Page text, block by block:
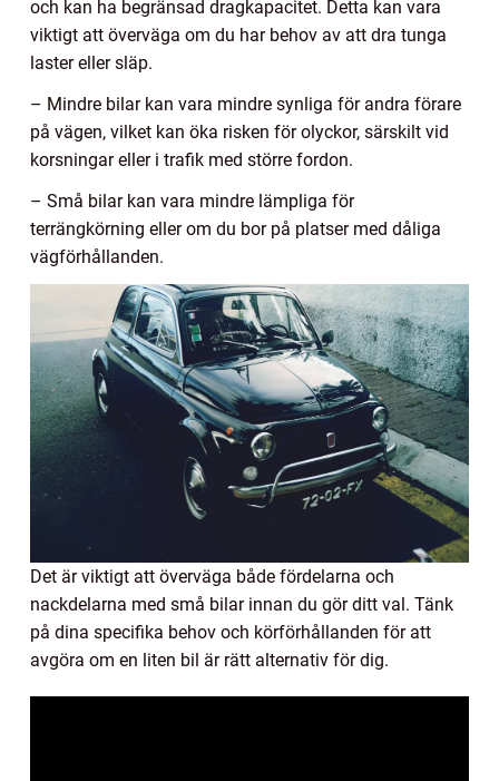
och kan ha begränsad dragkapacitet. Detta kan vara
viktigt att överväga om du har behov av att dra tunga
laster eller släp.
– Mindre bilar kan vara mindre synliga för andra förare
på vägen, vilket kan öka risken för olyckor, särskilt vid
korsningar eller i trafik med större fordon.
– Små bilar kan vara mindre lämpliga för
terrängkörning eller om du bor på platser med dåliga
vägförhållanden.
Det är viktigt att överväga både fördelarna och
nackdelarna med små bilar innan du gör ditt val. Tänk
på dina specifika behov och körförhållanden för att
avgöra om en liten bil är rätt alternativ för dig.